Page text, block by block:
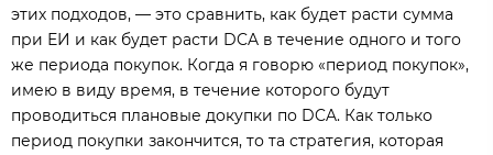
этих подходов, — это сравнить, как будет расти сумма
при ЕИ и как будет расти DCA в течение одного и того
же периода покупок. Когда я говорю «период покупок»,
имею в виду время, в течение которого будут
проводиться плановые докупки по DCA. Как только
период покупки закончится, то та стратегия, которая